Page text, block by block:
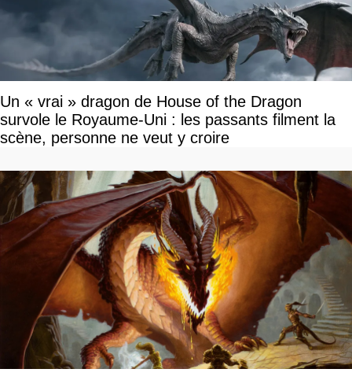
Un « vrai » dragon de House of the Dragon
survole le Royaume-Uni : les passants filment la
scène, personne ne veut y croire